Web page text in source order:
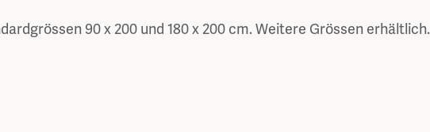
90 x 200 und 180 x 200 cm. Weitere Grössen erhältlich.